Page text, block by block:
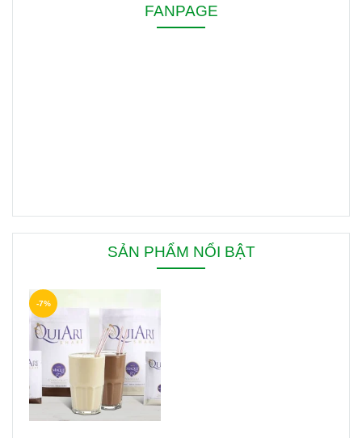
FANPAGE
SẢN PHẨM NỔI BẬT
-7%